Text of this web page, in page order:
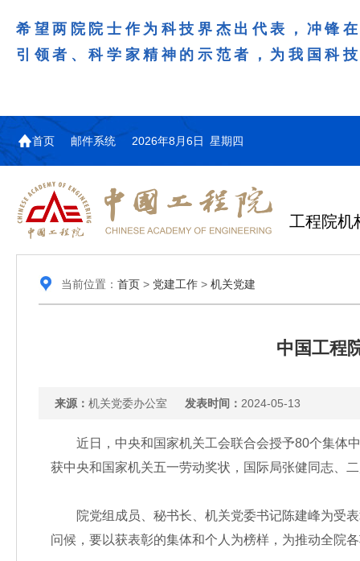
希望两院院士作为科技界杰出代表，冲锋
引领者、科学家精神的示范者，为我国科
首页 邮件系统 2026年8月6日 星期四
工程院机
当前位置： 首页> 党建工作> 机关党建
中国工程
来源： 机关党委办公室 发表时间： 2024-05-13
近日，中央和国家机关工会联合会授予80个集体中
获中央和国家机关五一劳动奖状，国际局张健同志、
院党组成员、秘书长、机关党委书记陈建峰为受表
问候，要以获表彰的集体和个人为榜样，为推动全院